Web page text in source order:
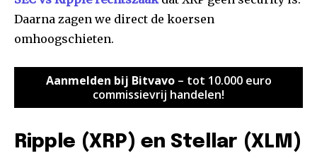
Daarna zagen we direct de koersen
omhoogschieten.
Aanmelden bij Bitvavo– tot 10.000 euro
commissievrij handelen!
Ripple (XRP) en Stellar (XLM)